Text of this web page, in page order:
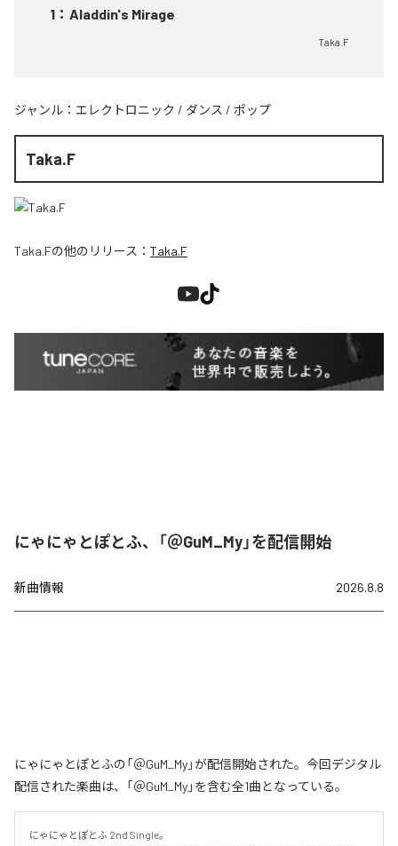
1 ： Aladdin's Mirage
Taka.F
ジャンル： エレクトロニック / ダンス / ポップ
Taka.F
Taka.Fの他のリリース： Taka.F
にゃにゃとぽとふ、「＠GuM_My」を配信開始
新曲情報 2026.8.8
にゃにゃとぽとふの「＠GuM_My」が配信開始された。今回デジタル
配信された楽曲は、「＠GuM_My」を含む全1曲となっている。
にゃにゃとぽとふ 2nd Single。